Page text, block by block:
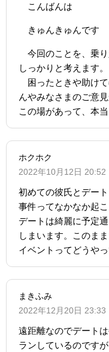
こんばんは
きゅんきゅんです
今回のことを、乗り
しっかりと考えます。
困ったときや助けて
んやみなさまのご意
この場があって、本
ホクホク
2022年10月12日 20:52
初めての彼氏とデート
事件ってなかなか起こ
デートは綺麗に予定
しまいます。このま
イベントってどうや
まきふみ
2022年12月20日 23:33
遠距離なのでデート
ランしているのです